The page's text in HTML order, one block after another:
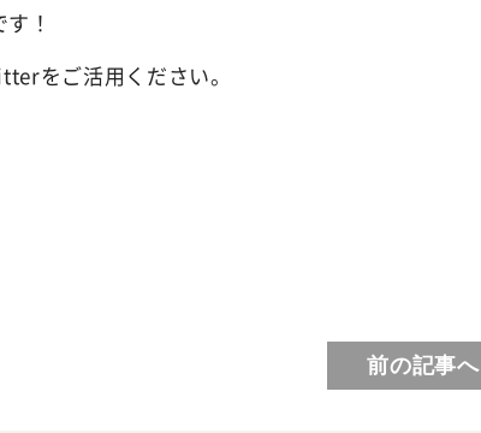
！
をご活用ください。
前の記事へ